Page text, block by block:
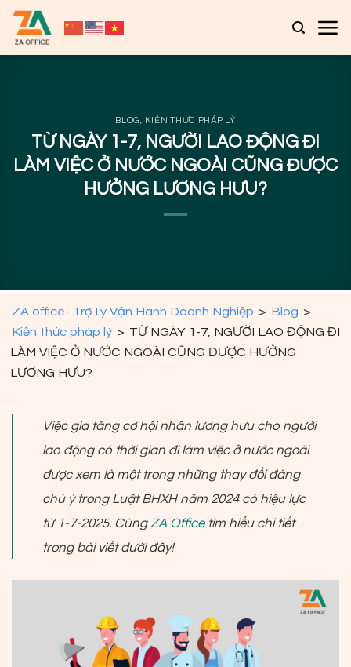
Bỏ
qua
BLOG, KIẾN THỨC PHÁP LÝ
TỪ NGÀY 1-7, NGƯỜI LAO ĐỘNG ĐI
LÀM VIỆC Ở NƯỚC NGOÀI CŨNG ĐƯỢC
HƯỞNG LƯƠNG HƯU?
ZA office- Trợ Lý Vận Hành Doanh Nghiệp > Blog >
Kiến thức pháp lý > TỪ NGÀY 1-7, NGƯỜI LAO ĐỘNG ĐI
LÀM VIỆC Ở NƯỚC NGOÀI CŨNG ĐƯỢC HƯỞNG
LƯƠNG HƯU?
Việc gia tăng cơ hội nhận lương hưu cho người
lao động có thời gian đi làm việc ở nước ngoài
được xem là một trong những thay đổi đáng
chú ý trong Luật BHXH năm 2024 có hiệu lực
từ 1-7-2025. CùngZA Officetìm hiểu chi tiết
trong bài viết dưới đây!